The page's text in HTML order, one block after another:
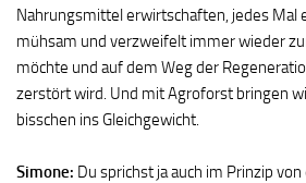
Nahrungsmittel erwirtschaften, jedes Mal
mühsam und verzweifelt immer wieder
möchte und auf dem Weg der
zerstört wird. Und mit Agroforst bringen
bisschen ins Gleichgewicht.
Simone: Du sprichst ja auch im Prinzip